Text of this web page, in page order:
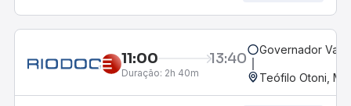
11:00 13:40
Duração: 2h 40m
Governador
Teófilo Otoni, MG